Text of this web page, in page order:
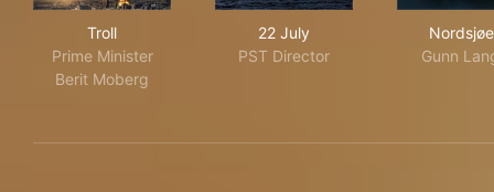
Troll
Prime Minister
Berit Moberg
22 July
PST Director
Gunn